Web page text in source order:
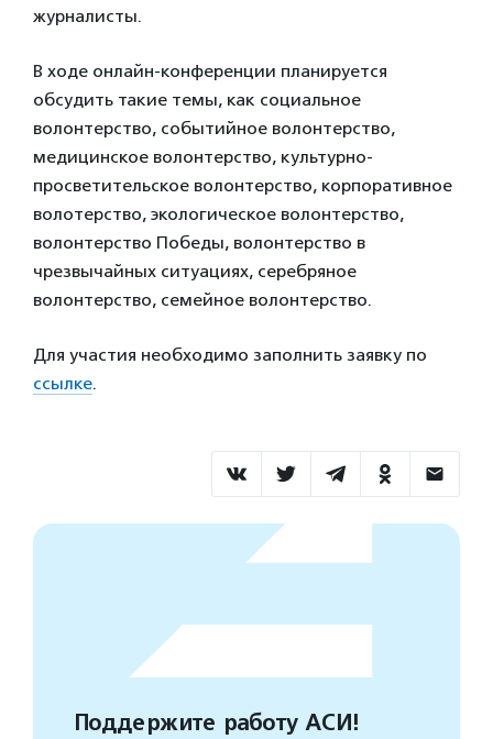
журналисты.
В ходе онлайн-конференции планируется
обсудить такие темы, как социальное
волонтерство, событийное волонтерство,
медицинское волонтерство, культурно-
просветительское волонтерство, корпоративное
волотерство, экологическое волонтерство,
волонтерство Победы, волонтерство в
чрезвычайных ситуациях, серебряное
волонтерство, семейное волонтерство.
Для участия необходимо заполнить заявку по
ссылке.
Поддержите работу АСИ!